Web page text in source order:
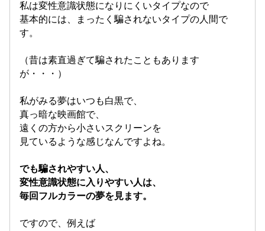
私は変性意識状態になりにくいタイプなので
基本的には、まったく騙されないタイプの人間で
す。
（昔は素直過ぎて騙されたこともあります
が・・・）
私がみる夢はいつも白黒で、
真っ暗な映画館で、
遠くの方から小さいスクリーンを
見ているような感じなんですよね。
でも騙されやすい人、
変性意識状態に入りやすい人は、
毎回フルカラーの夢を見ます。
ですので、例えば